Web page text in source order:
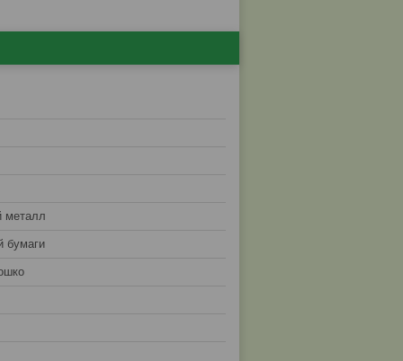
металл
бумаги